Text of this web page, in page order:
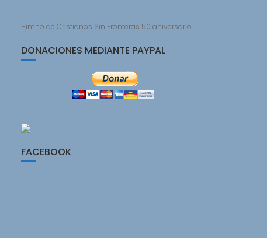
Himno de Cristianos Sin Fronteras 50 aniversario
DONACIONES MEDIANTE PAYPAL
FACEBOOK